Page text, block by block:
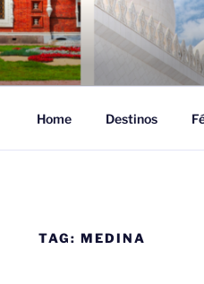
FÉ NA
Turismo Religioso
Home Destinos
TAG: MEDINA